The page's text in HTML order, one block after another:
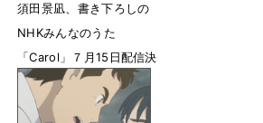
須田景凪、書き下ろしの
NHKみんなのうた
「Carol」７月15日配信決
定
6月26日 19時00分